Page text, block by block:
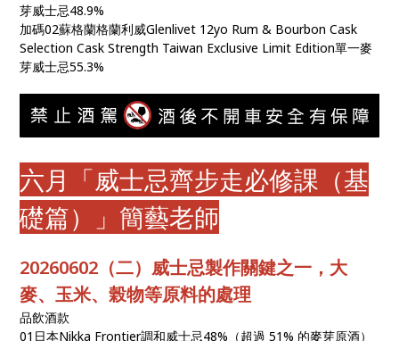
芽威士忌48.9%
加碼02蘇格蘭格蘭利威Glenlivet 12yo Rum & Bourbon Cask
Selection Cask Strength Taiwan Exclusive Limit Edition單一麥
芽威士忌55.3%
六月「威士忌齊步走必修課（基
礎篇）」簡藝老師
20260602（二）威士忌製作關鍵之一，大
麥、玉米、榖物等原料的處理
品飲酒款
01日本Nikka Frontier調和威士忌48%（超過 51% 的麥芽原酒）